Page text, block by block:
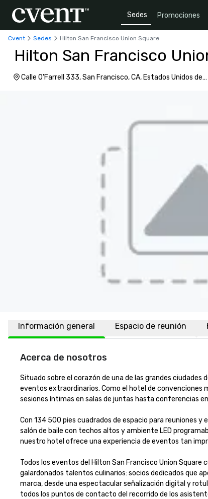
Sedes Promociones
Cvent Sedes Hilton San Francisco Union Square
Hilton San Francisco
Calle O'Farrell 333, San Francisco, CA, Estados Unidos de
Información general Espacio de reunión
Acerca de nosotros
Situado sobre el corazón de una de las grandes ciudades
eventos extraordinarios. Como el hotel de convenciones
sesiones íntimas en salas de juntas hasta conferencias
Con 134 500 pies cuadrados de espacio para reuniones
salón de baile con techos altos y ambiente LED
nuestro hotel ofrece una experiencia de eventos tan
Todos los eventos del Hilton San Francisco Union
galardonados talentos culinarios: socios dedicados que
marca, desde una espectacular señalización digital y
todos los puntos de contacto del recorrido de los